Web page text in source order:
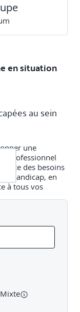
en situation
au sein
une
professionnel
des besoins
handicap, en
à tous vos
en mesure de
et
Mixte